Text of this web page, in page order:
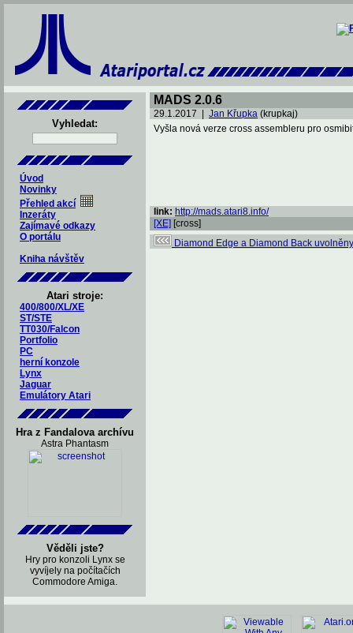
Vyhledat:
Úvod
Novinky
Přehled akcí
Inzeráty
Zajímavé odkazy
O portálu
Kniha návštěv
Atari stroje:
400/800/XL/XE
ST/STE
TT030/Falcon
Portfolio
PC
herní konzole
Lynx
Jaguar
Emulátory Atari
Hra z Fandalova archívu
Astra Phantasm
Věděli jste?
Hry pro konzoli Lynx se
vyvíjely na počítačích
Commodore Amiga.
MADS 2.0.6
29.1.2017 | Jan Křupka (krupkaj)
Vyšla nová verze cross assembleru pro
link: http://mads.atari8.info/
[XE] [cross]
Diamond Edge a Diamond Back uvolněny